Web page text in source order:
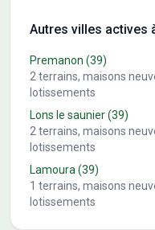
Autres villes actives
Premanon (39)
2 terrains, maisons
lotissements
Lons le saunier(39)
2 terrains, maisons
lotissements
Lamoura (39)
1 terrains, maisons
lotissements